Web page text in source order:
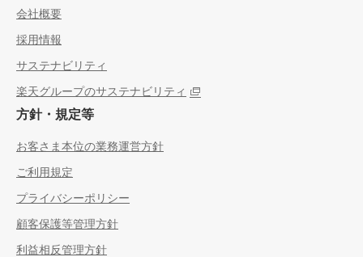
会社概要
採用情報
サステナビリティ
楽天グループのサステナビリティ
方針・規定等
お客さま本位の業務運営方針
ご利用規定
プライバシーポリシー
顧客保護等管理方針
利益相反管理方針